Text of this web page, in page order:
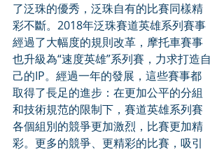
了泛珠的優秀，泛珠自有的比賽同樣精
彩不斷。2018年泛珠賽道英雄系列賽事
經過了大幅度的規則改革，摩托車賽事
也升級為“速度英雄”系列賽，力求打造自
己的IP。經過一年的發展，這些賽事都
取得了長足的進步：在更加公平的分組
和技術規范的限制下，賽道英雄系列賽
各個組別的競爭更加激烈，比賽更加精
彩。更多的競爭、更精彩的比賽，吸引